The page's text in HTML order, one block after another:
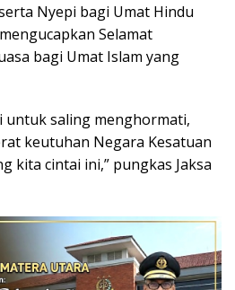
Nyepi bagi Umat Hindu
Selamat
bagi Umat Islam yang
untuk saling menghormati,
keutuhan Negara Kesatuan
kita cintai ini,” pungkas Jaksa